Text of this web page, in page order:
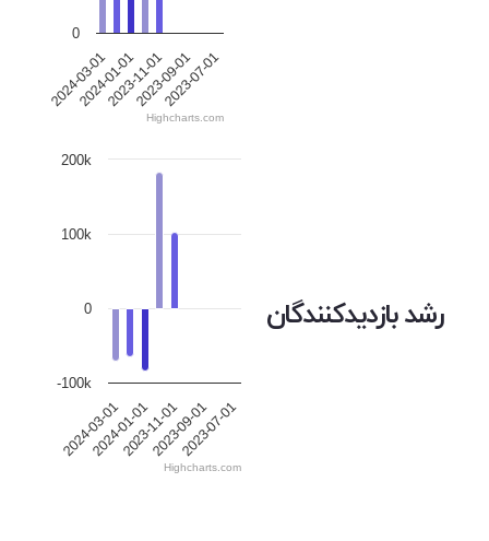
2024-03-01
2024-01-012023-11-012023-09-01
2023-07-01
0
Highcharts.com
رشد بازدیدکنندگان
2024-03-01
2024-01-012023-11-012023-09-012023-07-01
-100k
0
100k
200k
Highcharts.com